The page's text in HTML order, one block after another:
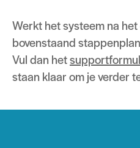
Werkt het systeem na
bovenstaand
Vul dan het
staan klaar om je verder